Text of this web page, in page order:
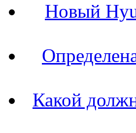
Новый
Какой